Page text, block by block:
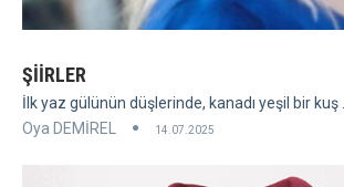
ŞİİRLER
İlk yaz gülünün düşlerinde, kanadı yeşil bir kuş ...
Oya DEMİREL
14.07.2025